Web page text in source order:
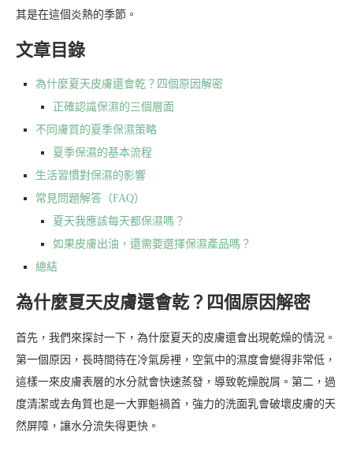
其是在這個炎熱的季節。
文章目錄
為什麼夏天皮膚還會乾？四個原因解密
正確認識保濕的三個層面
不同膚質的夏季保濕策略
夏季保濕的基本流程
生活習慣對保濕的影響
常見問題解答（FAQ）
夏天我應該每天都保濕嗎？
如果皮膚出油，還需要選擇保濕產品嗎？
總結
為什麼夏天皮膚還會乾？四個原因解密
首先，我們來探討一下，為什麼夏天的皮膚還會出現乾燥的情況。
第一個原因，長時間待在冷氣房裡，空氣中的濕度會變得非常低，
這樣一來皮膚表層的水分就會快速蒸發，導致乾燥脫屑。第二，過
度清潔或去角質也是一大罪魁禍首，強力的洗面乳會破壞皮膚的天
然屏障，讓水分流失得更快。